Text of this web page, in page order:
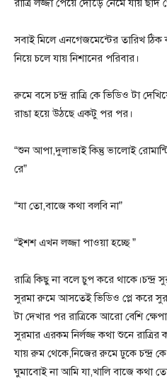
সবাই মিলে এনগেজমেন্টের তারিখ
নিয়ে চলে যায় নিশানের পরিবার।
রুমে বসে চন্দ্র রাত্রি কে ভিডিও টা
রাঙা হয়ে উঠছে একটু পর পর।
“শুন আপা,দুলাভাই কিন্তু ভালোই
রে”
“যা তো,বাজে কথা বলবি না”
“ইশশ এখন লজ্জা পাওয়া হচ্ছে ”
রাত্রি কিছু না বলে চুপ করে থাকে।চন্দ্র
সুরমা রুমে আসতেই ভিডিও প্লে করে
টা দেখার পর রাত্রিকে আরো বেশি
সুরমার এরকম নির্লজ্জ কথা শুনে
যায় রুম থেকে,নিজের রুমে ঢুকে চন্দ্র
ঘুমাবোই না আমি যা,খালি বাজে কথা